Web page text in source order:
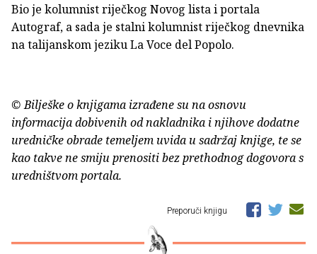
Bio je kolumnist riječkog Novog lista i portala
Autograf, a sada je stalni kolumnist riječkog dnevnika
na talijanskom jeziku La Voce del Popolo.
© Bilješke o knjigama izrađene su na osnovu
informacija dobivenih od nakladnika i njihove dodatne
uredničke obrade temeljem uvida u sadržaj knjige, te se
kao takve ne smiju prenositi bez prethodnog dogovora s
uredništvom portala.
Preporuči knjigu